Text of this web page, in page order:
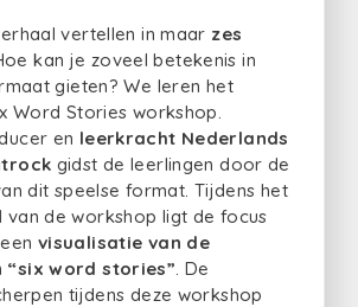
vertellen in maar zes
kan je zoveel betekenis in
gieten? We leren het
Word Stories workshop.
en leerkracht Nederlands
gidst de leerlingen door de
dit speelse format. Tijdens het
van de workshop ligt de focus
visualisatie van de
“six word stories” . De
tijdens deze workshop